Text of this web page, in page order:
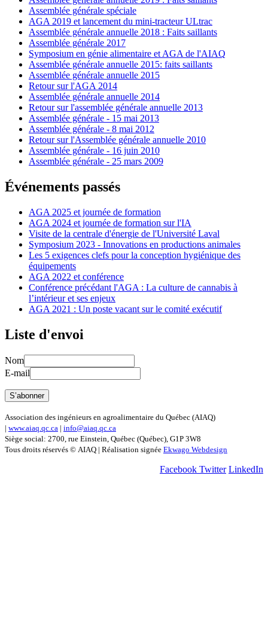
Assemblée générale spéciale
AGA 2019 et lancement du mini-tracteur ULtrac
Assemblée générale annuelle 2018 : Faits saillants
Assemblée générale 2017
Symposium en génie alimentaire et AGA de l'AIAQ
Assemblée générale annuelle 2015: faits saillants
Assemblée générale annuelle 2015
Retour sur l'AGA 2014
Assemblée générale annuelle 2014
Retour sur l'assemblée générale annuelle 2013
Assemblée générale - 15 mai 2013
Assemblée générale - 8 mai 2012
Retour sur l'Assemblée générale annuelle 2010
Assemblée générale - 16 juin 2010
Assemblée générale - 25 mars 2009
Événements passés
AGA 2025 et journée de formation
AGA 2024 et journée de formation sur l'IA
Visite de la centrale d'énergie de l'Université Laval
Symposium 2023 - Innovations en productions animales
Les 5 exigences clefs pour la conception hygiénique des
équipements
AGA 2022 et conférence
Conférence précédant l'AGA : La culture de cannabis à
l’intérieur et ses enjeux
AGA 2021 : Un poste vacant sur le comité exécutif
Liste d'envoi
Nom
E-mail
Association des ingénieurs en agroalimentaire du Québec (AIAQ)
| www.aiaq.qc.ca | info@aiaq.qc.ca
Siège social: 2700, rue Einstein, Québec (Québec), G1P 3W8
Tous droits réservés © AIAQ | Réalisation signée Ekwago Webdesign
Facebook Twitter LinkedIn